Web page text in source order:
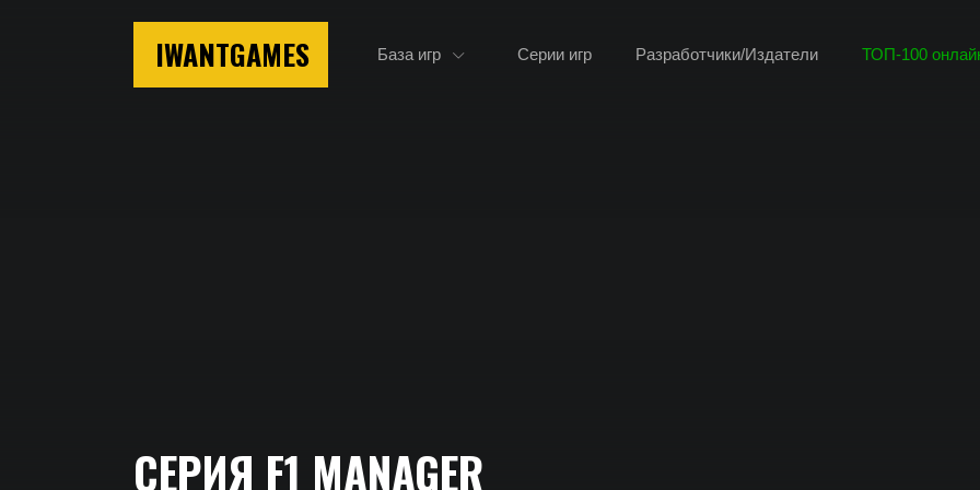
IWANTGAMES База игр Серии игр Разработчики/Издатели ТОП-100
Серия F1 Manager
СЕРИЯ F1 MANAGER